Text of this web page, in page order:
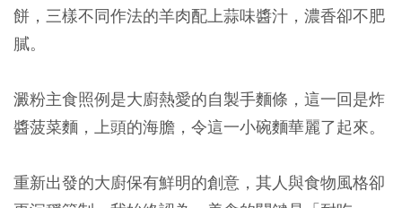
餅，三樣不同作法的羊肉配上蒜味醬汁，濃香卻不肥
膩。
澱粉主食照例是大廚熱愛的自製手麵條，這一回是炸
醬菠菜麵，上頭的海膽，令這一小碗麵華麗了起來。
重新出發的大廚保有鮮明的創意，其人與食物風格卻